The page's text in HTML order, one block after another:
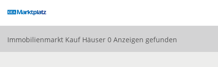
Modus
aktivieren
zurImmobilienmarkt Kauf Häuser 0 Anzeigen gefunden